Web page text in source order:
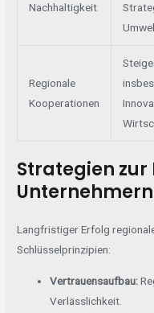
Nachhaltigkeit
Regionale
Kooperationen
Strategien
Langfristiger Erfolg
Schlüsselprinzipien:
Vertrauensaufbau:
Verlässlichkeit.